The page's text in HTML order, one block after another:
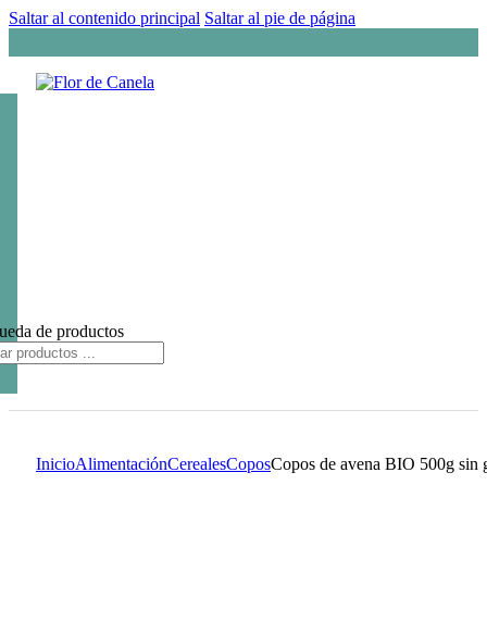
Saltar al contenido principal Saltar al pie de página
de productos
InicioAlimentaciónCerealesCoposCopos de avena BIO 500g sin